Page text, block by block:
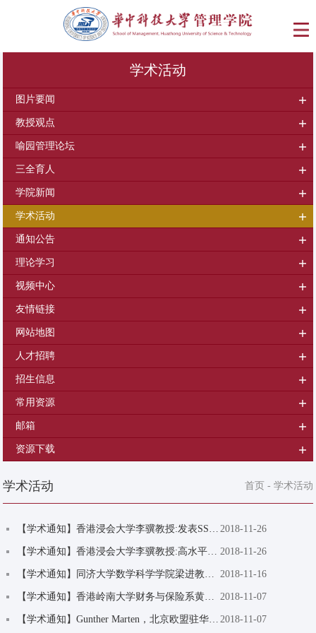
学术活动
图片要闻
教授观点
喻园管理论坛
三全育人
学院新闻
学术活动
通知公告
理论学习
视频中心
友情链接
网站地图
人才招聘
招生信息
常用资源
邮箱
资源下载
学术活动 首页 - 学术活动
【学术通知】香港浸会大学李骥教授:发表SSCI论文的实战经验分享 2018-11-26
【学术通知】香港浸会大学李骥教授:高水平论文评审规则 2018-11-26
【学术通知】同济大学数学科学学院梁进教授：名画中的数学密码 2018-11-16
【学术通知】香港岭南大学财务与保险系黄曼丽副教授：Corporate Accessibility for Outside S... 2018-11-07
【学术通知】Gunther Marten，北京欧盟驻华代表团担任公使衔参赞以及欧盟知识产权局（EUIPO）... 2018-11-07